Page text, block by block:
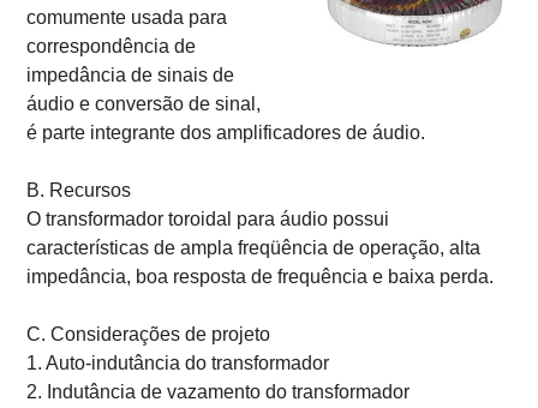
comumente usada para
correspondência de
impedância de sinais de
áudio e conversão de sinal,
é parte integrante dos amplificadores de áudio.
B. Recursos
O transformador toroidal para áudio possui
características de ampla freqüência de operação, alta
impedância, boa resposta de frequência e baixa perda.
C. Considerações de projeto
1. Auto-indutância do transformador
2. Indutância de vazamento do transformador